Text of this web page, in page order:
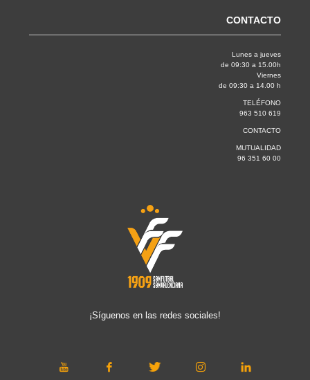
CONTACTO
Lunes a jueves
de 09:30 a 15.00h
Viernes
de 09:30 a 14.00 h
TELÉFONO
963 510 619
CONTACTO
MUTUALIDAD
96 351 60 00
¡Síguenos en las redes sociales!